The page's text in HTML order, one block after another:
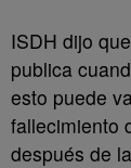
ISDH dijo
publica
esto puede
fallecimiento
después de